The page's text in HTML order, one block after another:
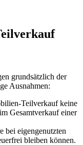
grundsätzlich der
Ausnahmen:
Teilverkauf keine
Gesamtverkauf einer
bei eigengenutzten
bleiben können.